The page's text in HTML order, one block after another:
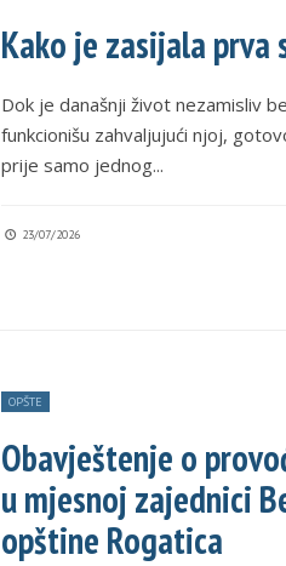
Kako je zasijala
Dok je današnji život nezamisliv
funkcionišu zahvaljujući njoj,
prije samo jednog...
23/07/2026
OPŠTE
Obavještenje o
u mjesnoj zajednici
opštine Rogatica